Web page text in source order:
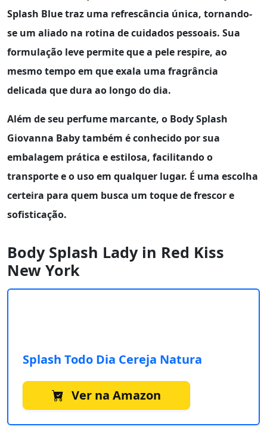
Splash Bluetraz uma refrescância única, tornando-
se um aliado na rotina de cuidados pessoais. Sua
formulação leve permite que a pele respire, ao
mesmo tempo em que exala uma fragrância
delicada que dura ao longo do dia.
Além de seu perfume marcante, o Body Splash
Giovanna Babytambém é conhecido por sua
embalagem prática e estilosa, facilitando o
transporte e o uso em qualquer lugar. É uma escolha
certeira para quem busca um toque de frescor e
sofisticação.
Body Splash Lady in Red Kiss
New York
Splash Todo Dia Cereja Natura
Ver na Amazon